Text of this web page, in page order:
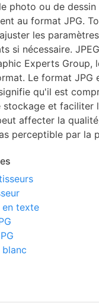
photo ou de
au format JPG.
les
si nécessaire.
Experts Group,
Le format JPG
qu'il est
stockage et faciliter
affecter la
perceptible par la
en texte